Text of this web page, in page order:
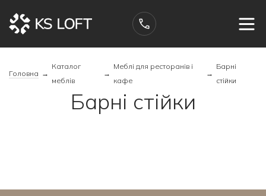
Головна →
Каталог
меблів
→
Меблі для ресторанів і
кафе
→
Барні
стійки
Барні стійки